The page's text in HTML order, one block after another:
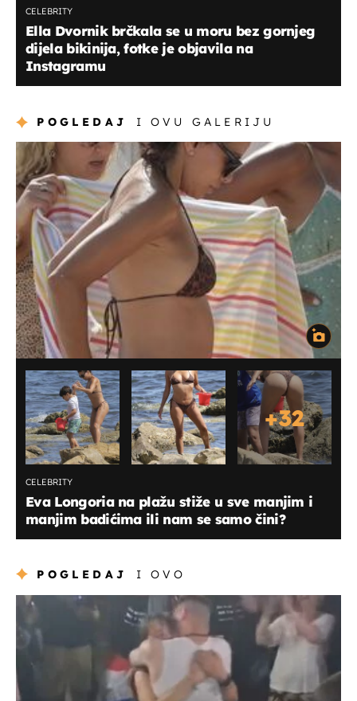
CELEBRITY
Ella Dvornik brčkala se u moru bez gornjeg
dijela bikinija, fotke je objavila na
Instagramu
POGLEDAJ I OVU GALERIJU
+32
CELEBRITY
Eva Longoria na plažu stiže u sve manjim i
manjim badićima ili nam se samo čini?
POGLEDAJ I OVO